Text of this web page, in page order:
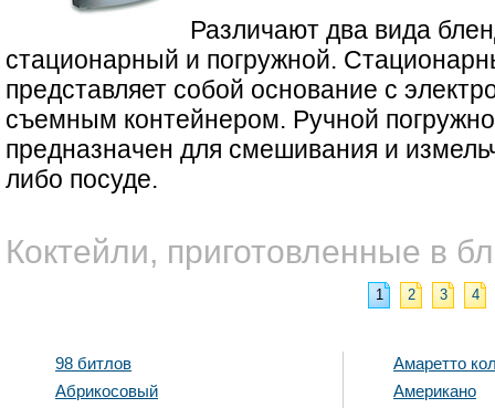
Различают два вида
стационарный и погружной.
представляет собой основание с
съемным контейнером. Ручной
предназначен для смешивания и
либо посуде.
Коктейли, приготовленные в
1 2 3 4
98 битлов
Абрикосовый
Амаретто
Американо